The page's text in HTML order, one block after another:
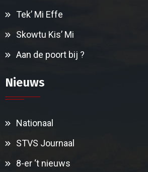
Tek’ Mi Effe
Skowtu Kis’ Mi
Aan de poort bij ?
Nieuws
Nationaal
STVS Journaal
8-er ‘t nieuws